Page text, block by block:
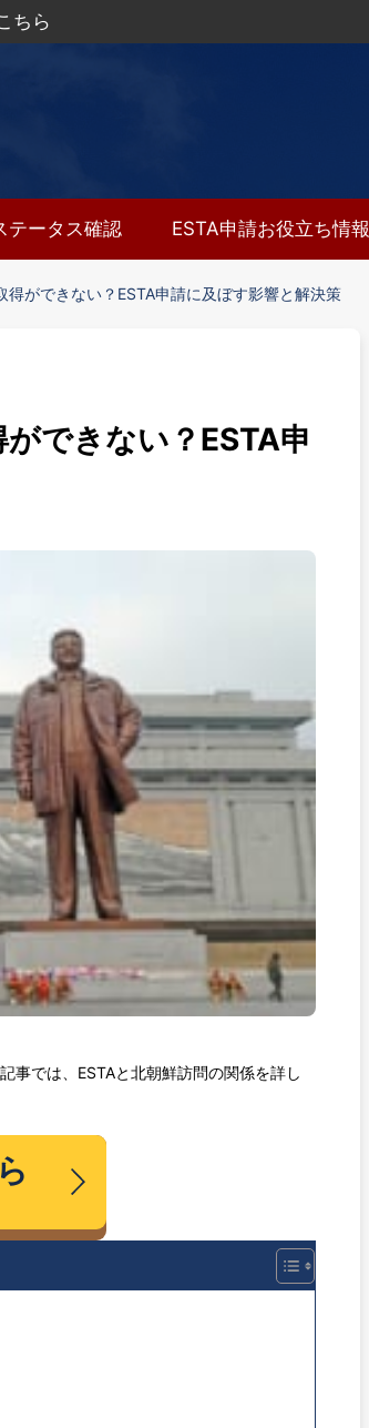
ちら
テータス確認 ESTA申請お役立ち情報
得ができない？ESTA申請に及ぼす影響と解決策
できない？ESTA申
事では、ESTAと北朝鮮訪問の関係を詳し